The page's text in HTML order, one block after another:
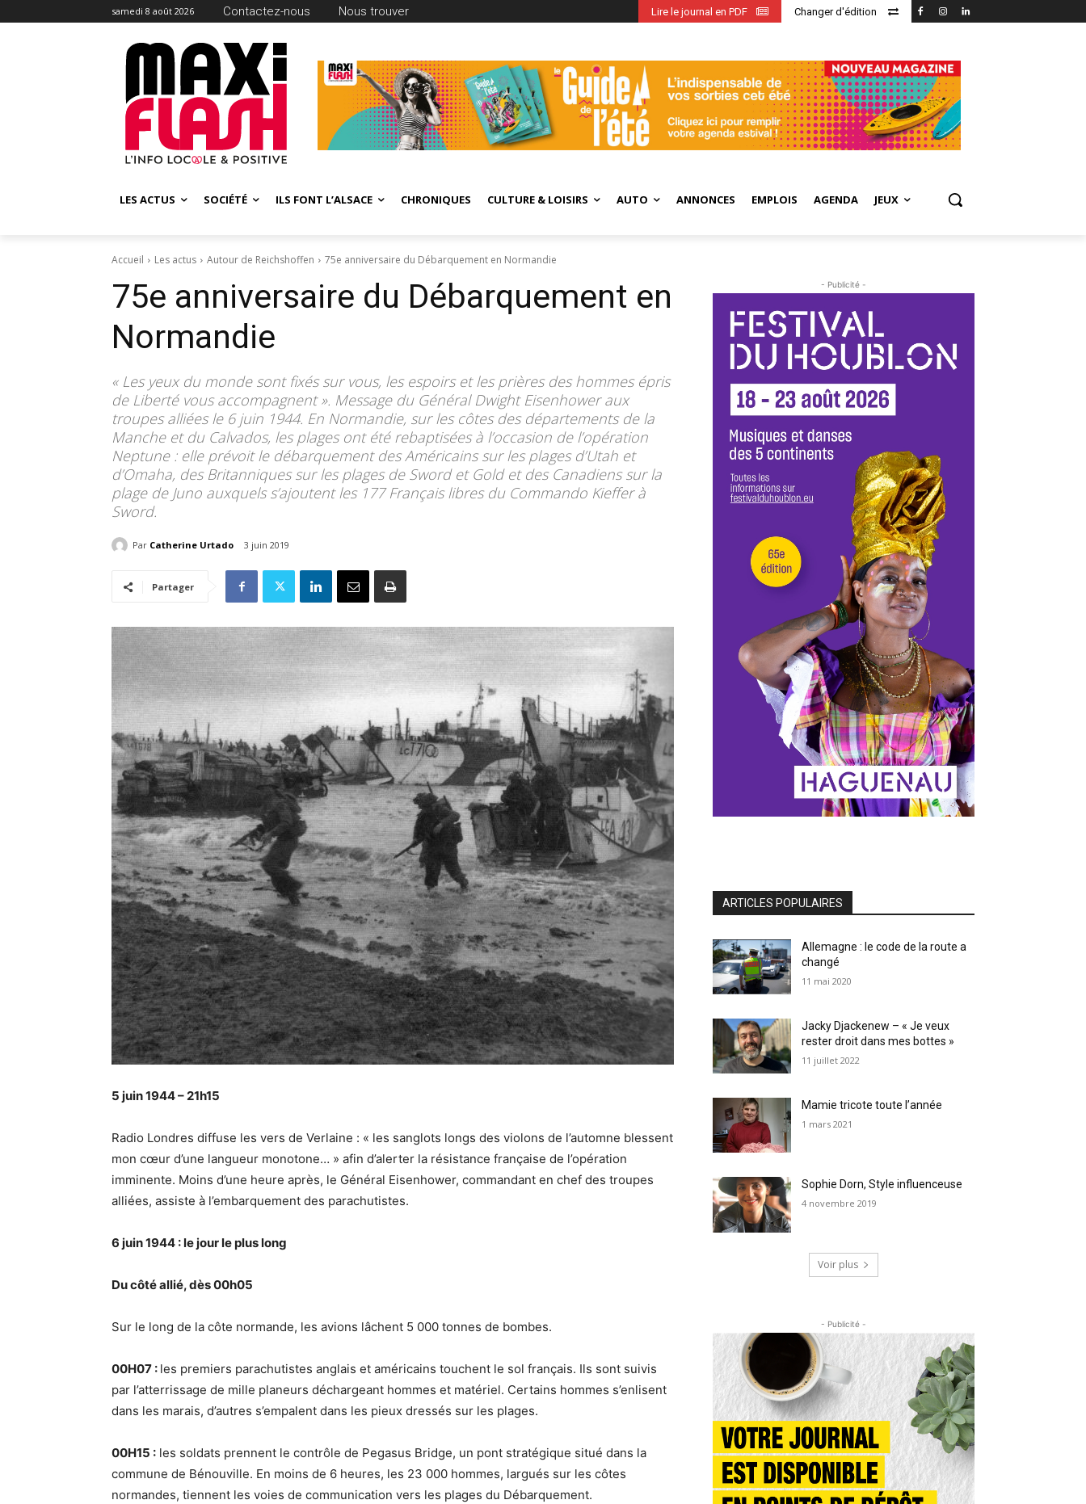
samedi 8 août 2026 Contactez-nous Nous trouver Changer d'édition
Lire le journal en PDF
LES ACTUS SOCIÉTÉ ILS FONT L’ALSACE CHRONIQUES CULTURE & LOISIRS AUTO ANNONCES EMPLOIS AGENDA JEUX
Accueil Les actus Autour de Reichshoffen 75e anniversaire du Débarquement en Normandie
75e anniversaire du Débarquement en
Normandie
« Les yeux du monde sont fixés sur vous, les espoirs et les prières des hommes épris
de Liberté vous accompagnent ». Message du Général Dwight Eisenhower aux
troupes alliées le 6 juin 1944. En Normandie, sur les côtes des départements de la
Manche et du Calvados, les plages ont été rebaptisées à l’occasion de l’opération
Neptune : elle prévoit le débarquement des Américains sur les plages d’Utah et
d’Omaha, des Britanniques sur les plages de Sword et Gold et des Canadiens sur la
plage de Juno auxquels s’ajoutent les 177 Français libres du Commando Kieffer à
Sword.
Par Catherine Urtado 3 juin 2019
Partager
5 juin 1944 – 21h15
Radio Londres diffuse les vers de Verlaine : « les sanglots longs des violons de l’automne blessent
mon cœur d’une langueur monotone… » afin d’alerter la résistance française de l’opération
imminente. Moins d’une heure après, le Général Eisenhower, commandant en chef des troupes
alliées, assiste à l’embarquement des parachutistes.
6 juin 1944 :le jour le plus long
Du côté allié, dès 00h05
Sur le long de la côte normande, les avions lâchent 5 000 tonnes de bombes.
00H07 : les premiers parachutistes anglais et américains touchent le sol français. Ils sont suivis
par l’atterrissage de mille planeurs déchargeant hommes et matériel. Certains hommes s’enlisent
dans les marais, d’autres s’empalent dans les pieux dressés sur les plages.
00H15 : les soldats prennent le contrôle de Pegasus Bridge, un pont stratégique situé dans la
commune de Bénouville. En moins de 6 heures, les 23 000 hommes, largués sur les côtes
normandes, tiennent les voies de communication vers les plages du Débarquement.
- Publicité -
ARTICLES POPULAIRES
Allemagne : le code de la route a
changé
11 mai 2020
Jacky Djackenew – « Je veux
rester droit dans mes bottes »
11 juillet 2022
Mamie tricote toute l’année
1 mars 2021
Sophie Dorn, Style influenceuse
4 novembre 2019
Voir plus
- Publicité -